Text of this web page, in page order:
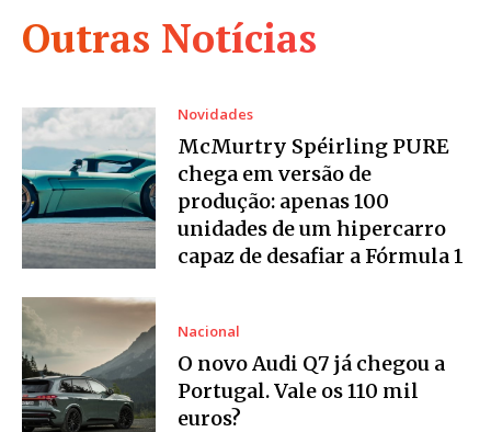
Outras Notícias
Novidades
McMurtry Spéirling PURE
chega em versão de
produção: apenas 100
unidades de um hipercarro
capaz de desafiar a Fórmula 1
Nacional
O novo Audi Q7 já chegou a
Portugal. Vale os 110 mil
euros?